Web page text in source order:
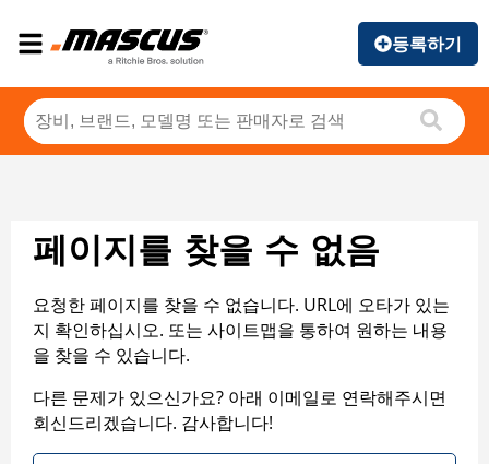
등록하기
페이지를 찾을 수 없음
요청한 페이지를 찾을 수 없습니다. URL에 오타가 있는
지 확인하십시오. 또는 사이트맵을 통하여 원하는 내용
을 찾을 수 있습니다.
다른 문제가 있으신가요? 아래 이메일로 연락해주시면
회신드리겠습니다. 감사합니다!